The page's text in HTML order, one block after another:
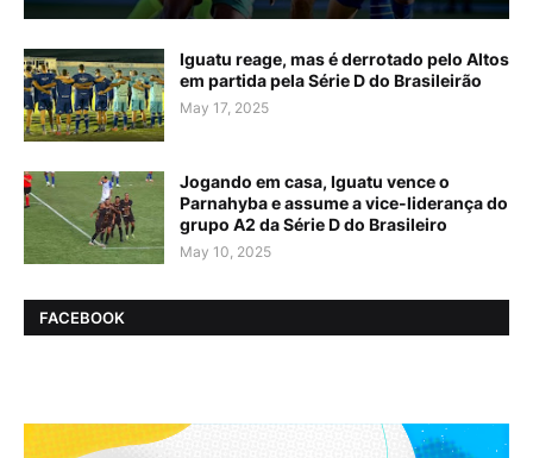
Iguatu reage, mas é derrotado pelo Altos
em partida pela Série D do Brasileirão
May 17, 2025
Jogando em casa, Iguatu vence o
Parnahyba e assume a vice-liderança do
grupo A2 da Série D do Brasileiro
May 10, 2025
FACEBOOK